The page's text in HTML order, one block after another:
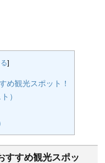
]
め観光スポット！
）
すすめ観光スポッ